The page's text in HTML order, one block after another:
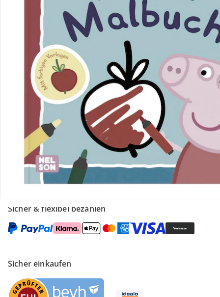
Retoure & Reklamation
Gutscheine & Aktionen
Kontakt & Service
Filialen & Beratung
Unternehmen
Sicher & flexibel bezahlen
Sicher einkaufen